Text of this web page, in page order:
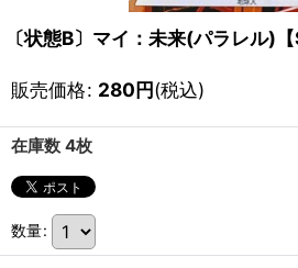
〔状態B〕マイ：未来(パラレル
販売価格: 280円(税込)
在庫数 4枚
数量: